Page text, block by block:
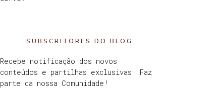
SUBSCRITORES DO BLOG
Recebe notificação dos novos
conteúdos e partilhas exclusivas. Faz
parte da nossa Comunidade!